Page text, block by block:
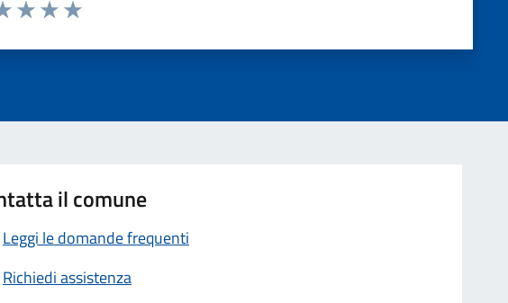
il comune
Leggi le domande frequenti
Richiedi assistenza